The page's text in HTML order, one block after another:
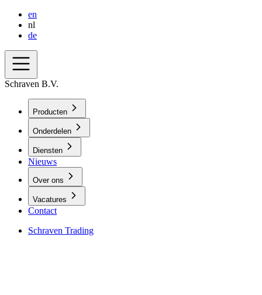
en
nl
de
Schraven B.V.
Producten
Onderdelen
Diensten
Nieuws
Over ons
Vacatures
Contact
Schraven Trading